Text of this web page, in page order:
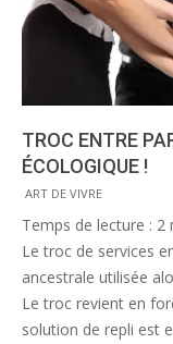
TROC ENTRE
ÉCOLOGIQUE !
2015-
09-
16
ART DE VIVRE
Temps de lecture : 2
Le troc de services
ancestrale utilisée
Le troc revient en
solution de repli est